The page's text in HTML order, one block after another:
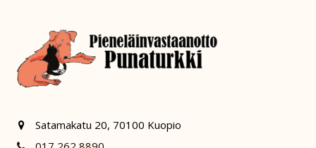
Satamakatu 20, 70100 Kuopio